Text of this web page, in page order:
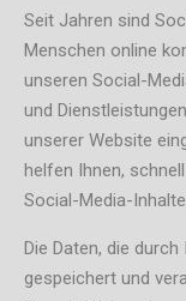
Seit Jahren sind
Menschen online
unseren Social-
und
unserer Website
helfen Ihnen,
Social-Media-
Die Daten, die
gespeichert und